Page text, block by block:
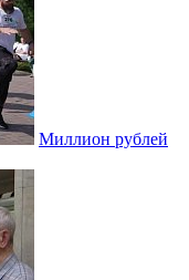
Миллион рублей